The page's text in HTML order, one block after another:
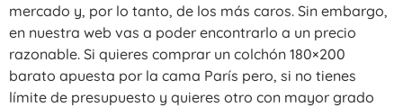
mercado y, por lo tanto, de los más caros. Sin embargo,
en nuestra web vas a poder encontrarlo a un precio
razonable. Si quieres comprar un colchón 180×200
barato apuesta por la cama París pero, si no tienes
límite de presupuesto y quieres otro con mayor grado